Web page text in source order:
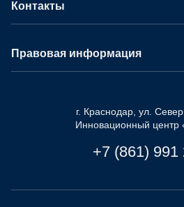
Контакты
Правовая информация
г. Краснодар, ул.
Инновационный центр
+7 (861) 991